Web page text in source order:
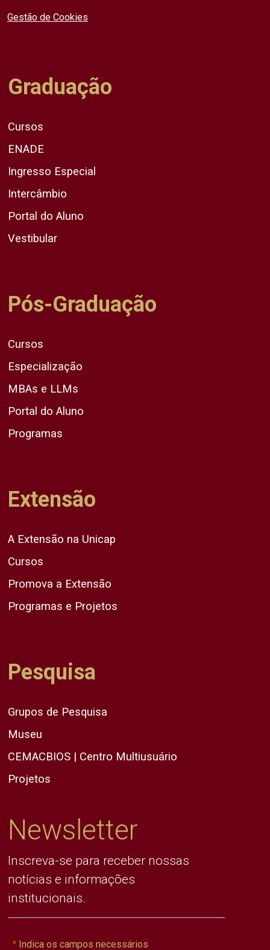
Gestão de Cookies
Graduação
Cursos
ENADE
Ingresso Especial
Intercâmbio
Portal do Aluno
Vestibular
Pós-Graduação
Cursos
Especialização
MBAs e LLMs
Portal do Aluno
Programas
Extensão
A Extensão na Unicap
Cursos
Promova a Extensão
Programas e Projetos
Pesquisa
Grupos de Pesquisa
Museu
CEMACBIOS | Centro Multiusuário
Projetos
Newsletter
Inscreva-se para receber nossas
notícias e informações
institucionais.
Indica os campos necessários